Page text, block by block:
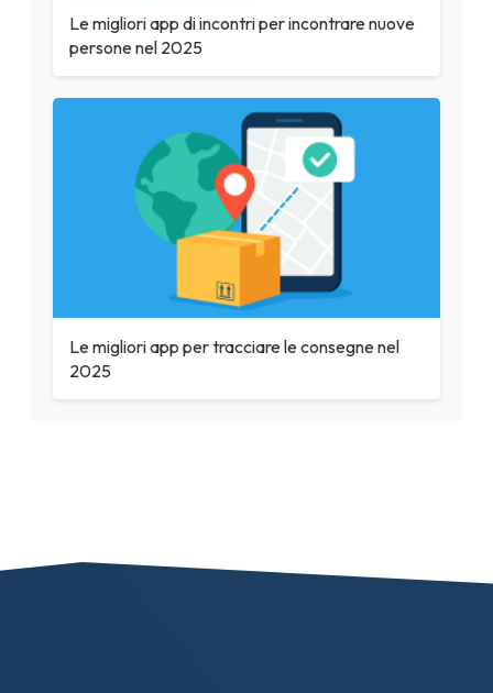
Le migliori app di incontri per incontrare nuove
persone nel 2025
Le migliori app per tracciare le consegne nel
2025